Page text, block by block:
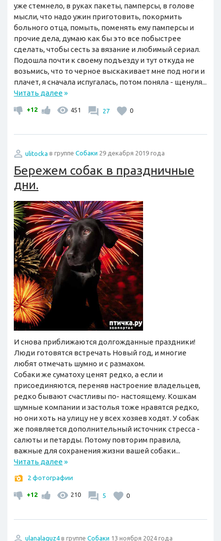
уже стемнело, в руках пакеты, памперсы, в голове
мысли, что надо ужин приготовить, покормить
больного отца, помыть, поменять ему памперсы и
прочие дела, думаю как бы это все побыстрее
сделать, чтобы сесть за вязание и любимый сериал.
Подошла почти к своему подъезду и тут откуда не
возьмись, что то черное выскакивает мне под ноги и
плачет, я сначала испугалась, потом поняла - щенуля...
Читать далее»
+12 451 27 0
ulitocka в группе Собаки 29 декабря 2019 года
Бережем собак в праздничные
дни.
И снова приближаются долгожданные праздники!
Люди готовятся встречать Новый год, и многие
любят отмечать шумно и с размахом.
Собаки же суматоху ценят редко, а если и
присоединяются, переняв настроение владельцев,
редко бывают счастливы по- настоящему. Кошкам
шумные компании и застолья тоже нравятся редко,
но они хоть на улицу не у всех хозяев ходят. У собак
же появляется дополнительный источник стресса -
салюты и петарды. Потому повторим правила,
важные для сохранения жизни вашей собаки...
Читать далее»
2 фотографии
+12 210 5 0
ulanalaguz4 в группе Собаки 13 ноября 2024 года